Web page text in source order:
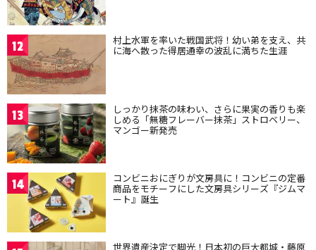
12 村上水軍を率いた戦国武将！幼い弟を支え、共
に海へ散った得居通幸の波乱に満ちた生涯
13 しっかり抹茶の味わい、さらに果実の香りも楽
しめる「無糖フレーバー抹茶」ストロベリー、
マンゴー新発売
14 コンビニおにぎりが文房具に！コンビニの定番
商品をモチーフにした文房具シリーズ『ジムマ
ート』誕生
世界遺産決定で脚光！日本初の巨大都城・藤原